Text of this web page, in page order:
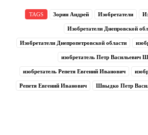
TAGS Зорин Андрей Изобретатели
Изобретатели Днепровской
Изобретатели Днепропетровской области
изобретатель Петр Васильевич
изобретатель Репетя Евгений Иванович
Репетя Евгений Иванович Швыдко Петр